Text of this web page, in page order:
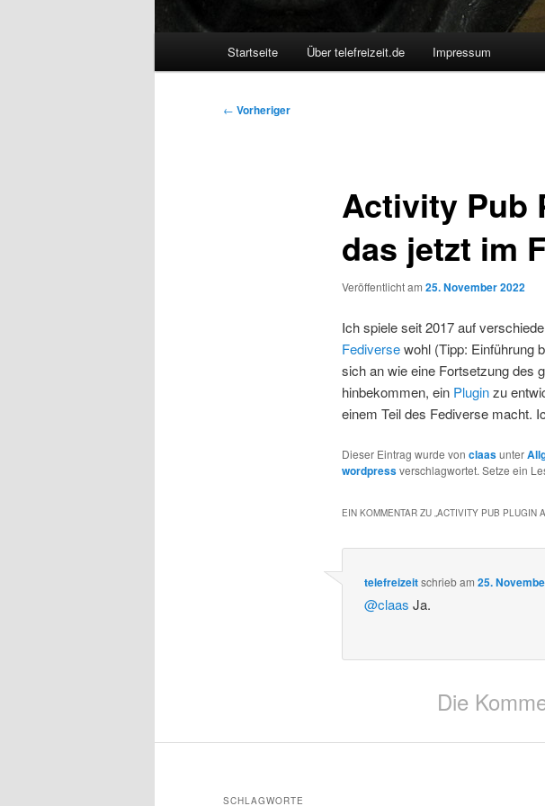
Startseite Über telefreizeit.de Impressum
Beitragsnavigation
← Vorheriger
Activity Pub
das jetzt im
Veröffentlicht am 25. November 2022
Ich spiele seit 2017 auf
Fediversewohl (Tipp: Einführung
sich an wie eine Fortsetzung des
hinbekommen, ein Pluginzu
einem Teil des Fediverse macht.
Dieser Eintrag wurde von claasunter
wordpressverschlagwortet. Setze ein
EIN KOMMENTAR ZU „ACTIVITY PUB PLUGIN
telefreizeitschriebam25.
@claas Ja.
Die
SCHLAGWORTE